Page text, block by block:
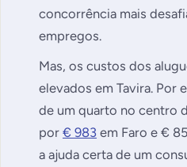
concorrência mais
empregos.
Mas, os custos dos
elevados em Tavira. Por
de um quarto no centro
por € 983 em Faro e €
a ajuda certa de um